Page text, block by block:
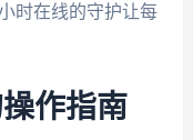
时在线的守护让每
作指南